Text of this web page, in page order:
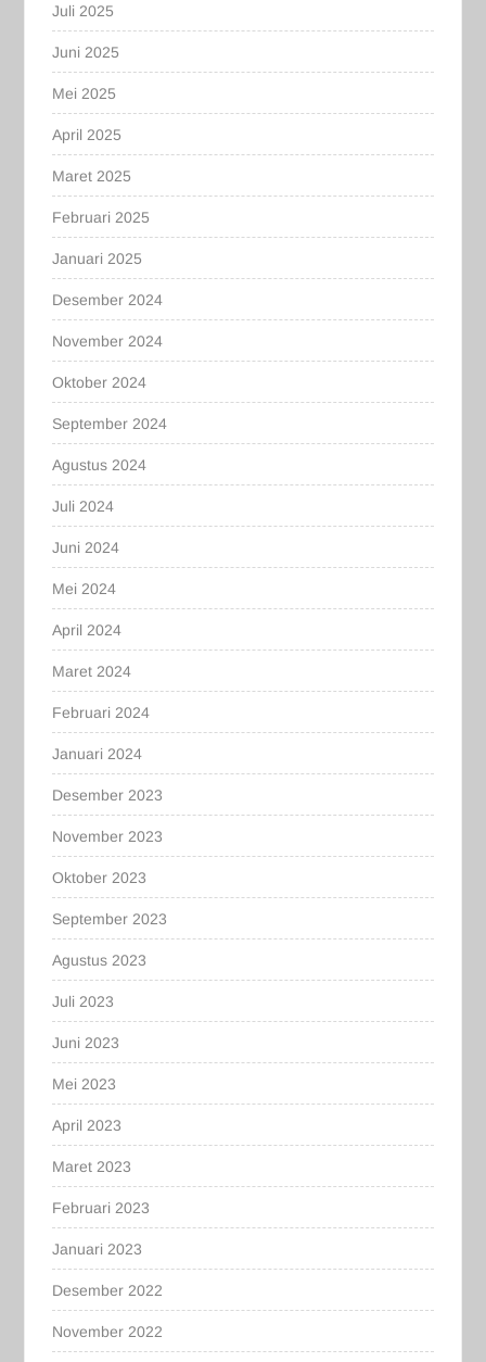
Juli 2025
Juni 2025
Mei 2025
April 2025
Maret 2025
Februari 2025
Januari 2025
Desember 2024
November 2024
Oktober 2024
September 2024
Agustus 2024
Juli 2024
Juni 2024
Mei 2024
April 2024
Maret 2024
Februari 2024
Januari 2024
Desember 2023
November 2023
Oktober 2023
September 2023
Agustus 2023
Juli 2023
Juni 2023
Mei 2023
April 2023
Maret 2023
Februari 2023
Januari 2023
Desember 2022
November 2022